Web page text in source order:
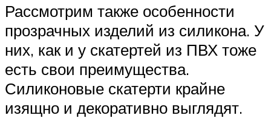
Рассмотрим также особенности
прозрачных изделий из силикона. У
них, как и у скатертей из ПВХ тоже
есть свои преимущества.
Силиконовые скатерти крайне
изящно и декоративно выглядят.